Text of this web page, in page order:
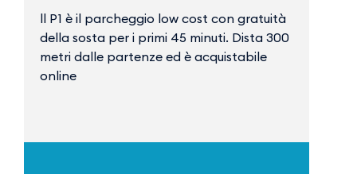
ll P1 è il parcheggio low cost con gratuità
della sosta per i primi 45 minuti. Dista 300
metri dalle partenze ed è acquistabile
online